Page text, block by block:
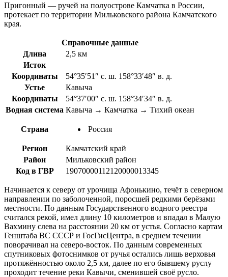
Пригонный — ручей на полуострове Камчатка в России,
протекает по территории Мильковского района Камчатского
края.
Справочные данные
Длина
2,5 км
Исток
Координаты
54°35′51″ с. ш. 158°33′48″ в. д.
Устье
Кавыча
Координаты
54°37′00″ с. ш. 158°34′34″ в. д.
Водная система Кавыча → Камчатка → Тихий океан
Страна Россия
Регион
Камчатский край
Район
Мильковский район
Код в ГВР
19070000112120000013345
Начинается к северу от урочища Афонькино, течёт в северном
направлении по заболоченной, поросшей редкими берёзами
местности. По данным Государственного водного реестра
считался рекой, имел длину 10 километров и впадал в Малую
Вахмину слева на расстоянии 20 км от устья. Согласно картам
Генштаба ВС СССР и ГосГисЦентра, в среднем течении
поворачивал на северо-восток. По данным современных
спутниковых фотоснимков от ручья остались лишь верховья
протяжённостью около 2,5 км, далее по его бывшему руслу
проходит течение реки Кавычи, сменившей своё русло.